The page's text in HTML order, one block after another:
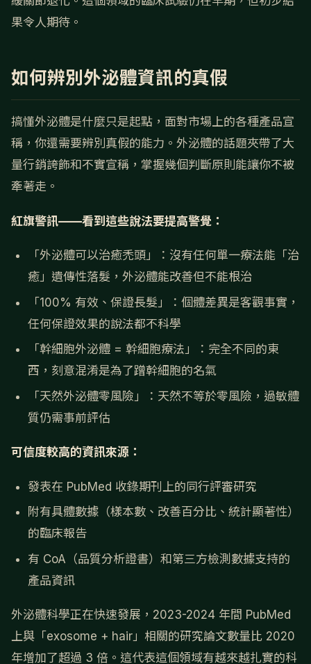
果令人期待。
如何辨別外泌體資訊的真假
搞懂外泌體是什麼只是起點，面對市場上的各種產品宣
稱，你還需要辨別真假的能力。外泌體的話題夾帶了大
量行銷誇飾和不實宣稱，掌握幾個判斷原則能讓你不被
牽著走。
紅旗警訊——看到這些說法要提高警覺：
「外泌體可以治癒禿頭」：沒有任何單一療法能「治
癒」遺傳性落髮，外泌體能改善但不能根治
「100% 有效、保證長髮」：個體差異是客觀事實，
任何保證效果的說法都不科學
「幹細胞外泌體 = 幹細胞療法」：完全不同的東
西，刻意混淆是為了蹭幹細胞的名氣
「天然外泌體零風險」：天然不等於零風險，過敏體
質仍需事前評估
可信度較高的資訊來源：
發表在 PubMed 收錄期刊上的同行評審研究
附有具體數據（樣本數、改善百分比、統計顯著性）
的臨床報告
有 CoA（品質分析證書）和第三方檢測數據支持的
產品資訊
外泌體科學正在快速發展，2023-2024 年間 PubMed
上與「exosome + hair」相關的研究論文數量比 2020
年增加了超過 3 倍。這代表這個領域有越來越扎實的科